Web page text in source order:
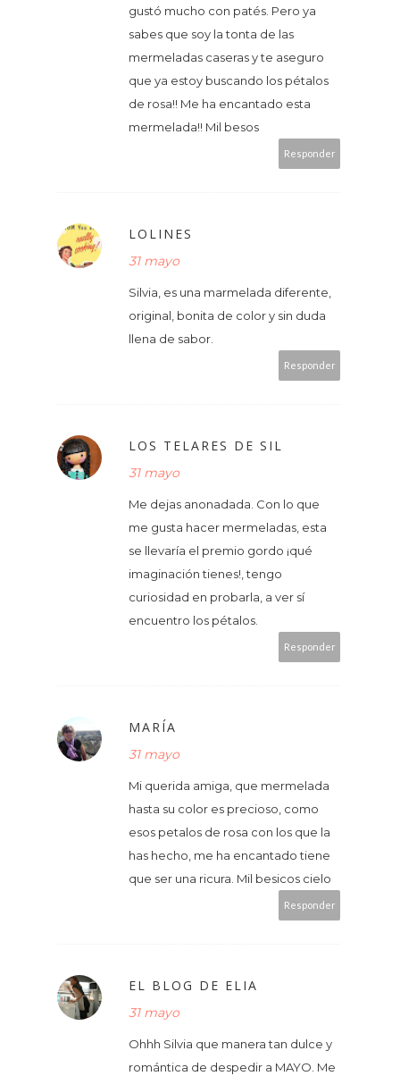
gustó mucho con patés. Pero ya
sabes que soy la tonta de las
mermeladas caseras y te aseguro
que ya estoy buscando los pétalos
de rosa!! Me ha encantado esta
mermelada!! Mil besos
Responder
LOLINES
31 mayo
Silvia, es una marmelada diferente,
original, bonita de color y sin duda
llena de sabor.
Responder
LOS TELARES DE SIL
31 mayo
Me dejas anonadada. Con lo que
me gusta hacer mermeladas, esta
se llevaría el premio gordo ¡qué
imaginación tienes!, tengo
curiosidad en probarla, a ver sí
encuentro los pétalos.
Responder
MARÍA
31 mayo
Mi querida amiga, que mermelada
hasta su color es precioso, como
esos petalos de rosa con los que la
has hecho, me ha encantado tiene
que ser una ricura. Mil besicos cielo
Responder
EL BLOG DE ELIA
31 mayo
Ohhh Silvia que manera tan dulce y
romántica de despedir a MAYO. Me